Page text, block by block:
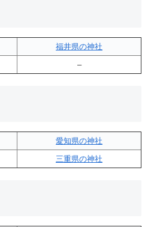
福井県の神社
–
愛知県の神社
三重県の神社